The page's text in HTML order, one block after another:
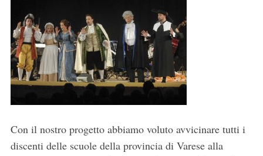
Con il nostro progetto abbiamo voluto avvicinare tutti i
discenti delle scuole della provincia di Varese alla